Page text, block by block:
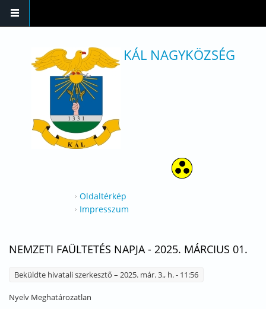
KÁL NAGYKÖZSÉG
Oldaltérkép
Impresszum
NEMZETI FAÜLTETÉS NAPJA - 2025. MÁRCIUS 01.
Beküldte hivatali szerkesztő – 2025. már. 3., h. - 11:56
Nyelv Meghatározatlan